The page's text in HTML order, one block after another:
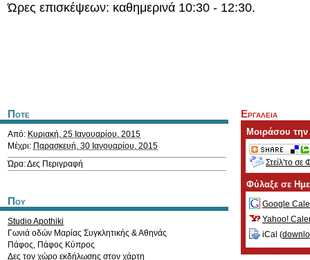
Ώρες επισκέψεων: καθημερινά 10:30 - 12:30.
Ποτε
Από: Κυριακή, 25 Ιανουαρίου, 2015
Μέχρι: Παρασκευή, 30 Ιανουαρίου, 2015
Ώρα: Δες Περιγραφή
Που
Studio Apothiki
Γωνιά οδών Μαρίας Συγκλητικής & Αθηνάς
Πάφος, Πάφος Κύπρος
Δες τον χώρο εκδήλωσης στον χάρτη
Εργαλεια
Μοιράσου
Στείλ'το σε
Φύλαξε σε
Google
Yahoo!
iCal (